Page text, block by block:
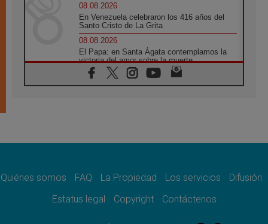
08.08.2026
En Venezuela celebraron los 416 años del
Santo Cristo de La Grita
08.08.2026
El Papa: en Santa Ágata contemplamos la
victoria del amor sobre la muerte
08.08.2026
León XIV visitará el Santuario de la Madre
07.08.2026
07.08.2026
el compromiso del cristiano"
Quiénes somos FAQ La Propiedad Los servicios
Difusión
Estatus legal
Copyright Contáctenos